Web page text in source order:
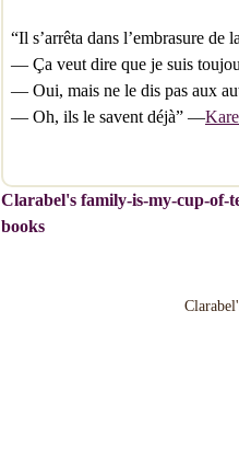
“Il s’arrêta dans l’embrasure de
— Ça veut dire que je suis
— Oui, mais ne le dis pas aux
— Oh, ils le savent déjà” —
Clarabel's family-is-my-cup-of-
books